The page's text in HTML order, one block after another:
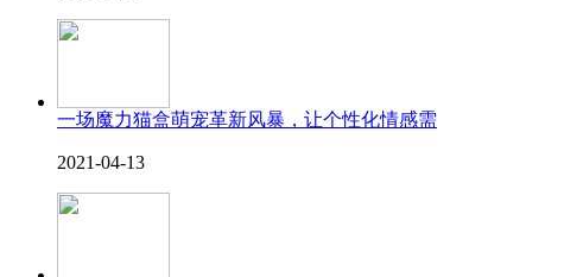
一场魔力猫盒萌宠革新风暴，让个性化情感需
2021-04-13